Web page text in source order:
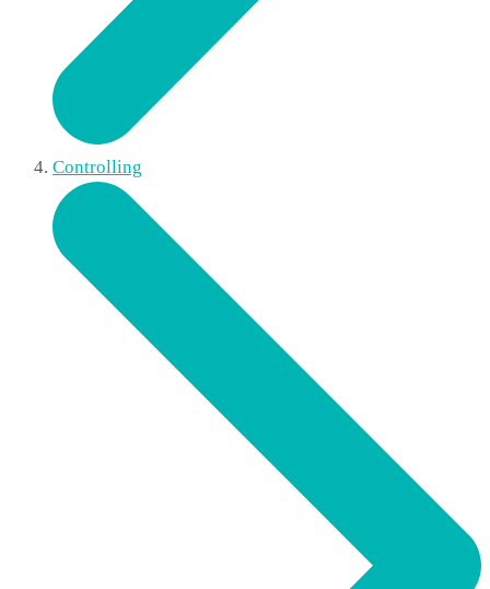
Controlling